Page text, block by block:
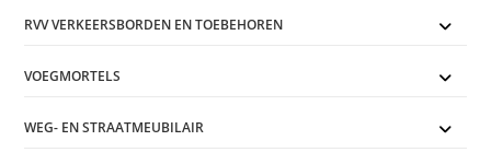
RVV VERKEERSBORDEN EN TOEBEHOREN
VOEGMORTELS
WEG- EN STRAATMEUBILAIR